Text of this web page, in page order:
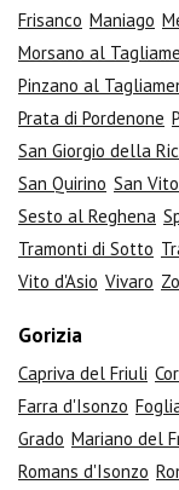
Frisanco Maniago
Morsano al
Pinzano al
Prata di Pordenone
San Giorgio della
San Quirino San
Sesto al Reghena
Tramonti di Sotto
Vito d'Asio Vivaro
Gorizia
Capriva del Friuli
Farra d'Isonzo
Grado Mariano del
Romans d'Isonzo